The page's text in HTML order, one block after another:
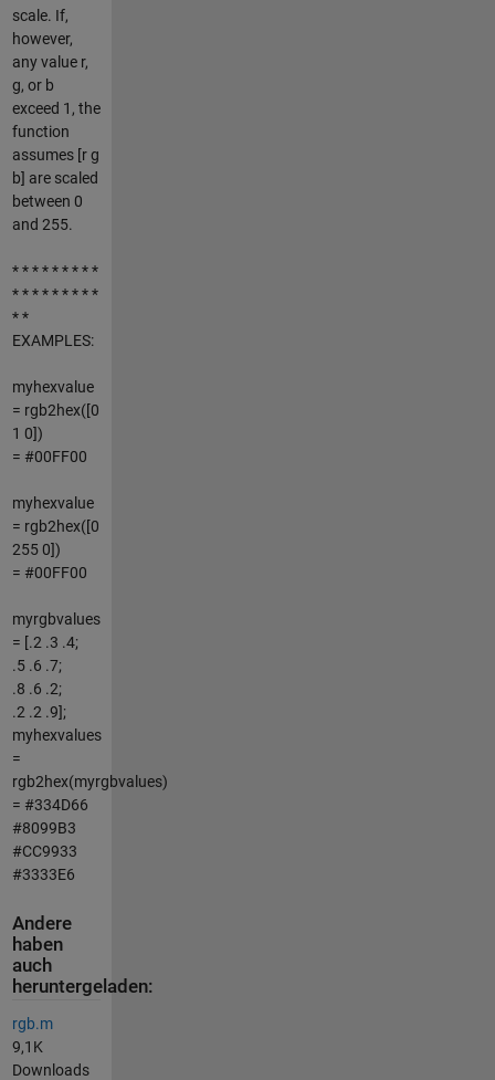
scale. If,
however,
any value r,
g, or b
exceed 1, the
function
assumes [r g
b] are scaled
between 0
and 255.
* * * * * * * * *
* * * * * * * * *
* *
EXAMPLES:
myhexvalue
= rgb2hex([0
1 0])
= #00FF00
myhexvalue
= rgb2hex([0
255 0])
= #00FF00
myrgbvalues
= [.2 .3 .4;
.5 .6 .7;
.8 .6 .2;
.2 .2 .9];
myhexvalues
=
rgb2hex(myrgbvalues)
= #334D66
#8099B3
#CC9933
#3333E6
Andere
haben
auch
heruntergeladen:
rgb.m
9,1K
Downloads